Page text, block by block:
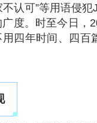
认可”等用语侵犯
度。时至今日，
四年时间、四百